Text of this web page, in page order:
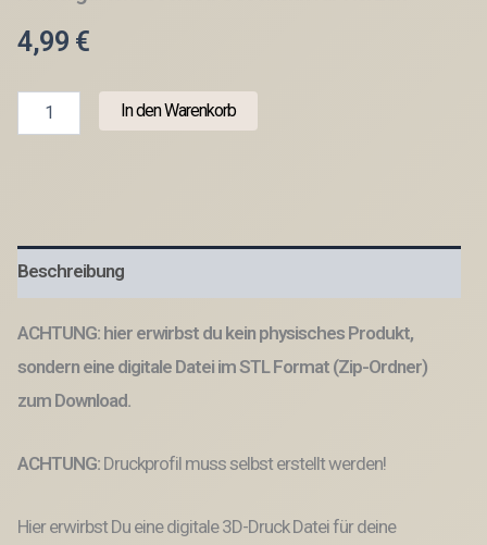
4,99 €
Erzieherin
Danke
Erzieher
Druck
Datei
Geschenk
Menge
In den Warenkorb
Beschreibung
ACHTUNG: hier erwirbst du kein physisches Produkt,
sondern eine digitale Datei im STL Format (Zip-Ordner)
zum Download.
ACHTUNG: Druckprofil muss selbst erstellt werden!
Hier erwirbst Du eine digitale 3D-Druck Datei für deine